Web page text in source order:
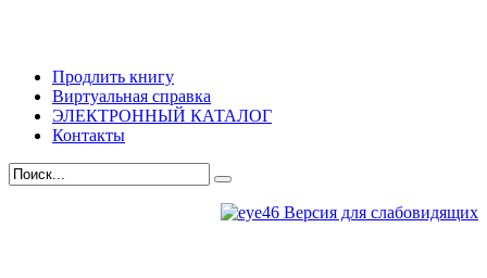
Продлить книгу
Виртуальная справка
ЭЛЕКТРОННЫЙ КАТАЛОГ
Контакты
Версия для слабовидящих